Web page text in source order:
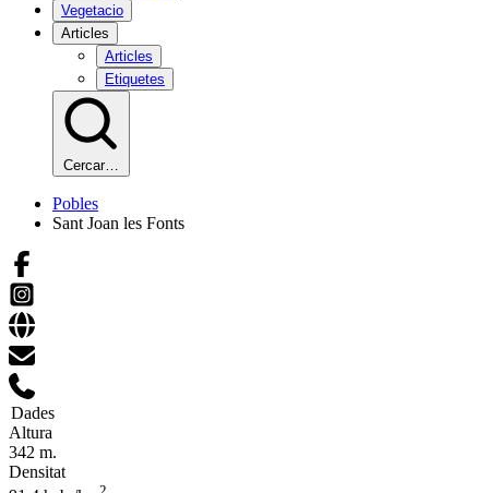
Vegetacio
Articles
Articles
Etiquetes
Cercar…
Pobles
Sant Joan les Fonts
Dades
Altura
342 m.
Densitat